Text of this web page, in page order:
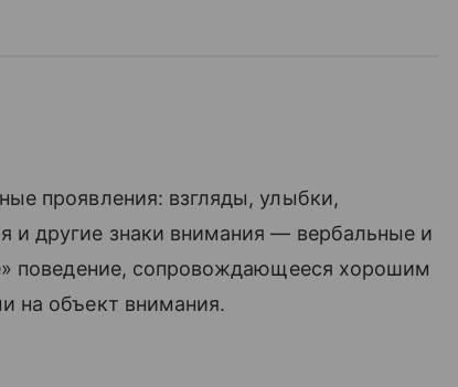
проявления: взгляды, улыбки,
другие знаки внимания — вербальные и
поведение, сопровождающееся хорошим
на объект внимания.